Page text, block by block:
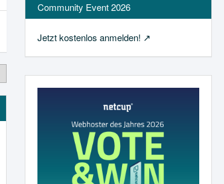
Community Event 2026
Jetzt kostenlos anmelden!